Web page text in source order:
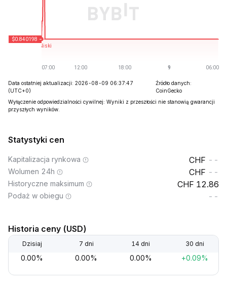
Data ostatniej aktualizacji: 2026-08-09 06:37:47
(UTC+0)
Źródło danych:
CoinGecko
Wyłączenie odpowiedzialności cywilnej: Wyniki z przeszłości nie stanowią gwarancji
przyszłych wyników.
Statystyki cen
Kapitalizacja rynkowa --
Wolumen 24h --
Historyczne maksimum 12.86
Podaż w obiegu --
Historia ceny (USD)
Dzisiaj 7 dni 14 dni 30 dni
0.00% 0.00% 0.00% +0.09%